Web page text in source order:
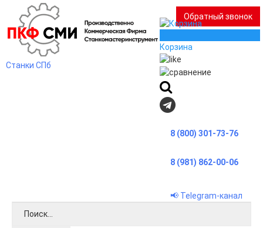
Станки СПб
Обратный звонок
Корзина
8 (800) 301-73-76
8 (981) 862-00-06
📢 Telegram-канал